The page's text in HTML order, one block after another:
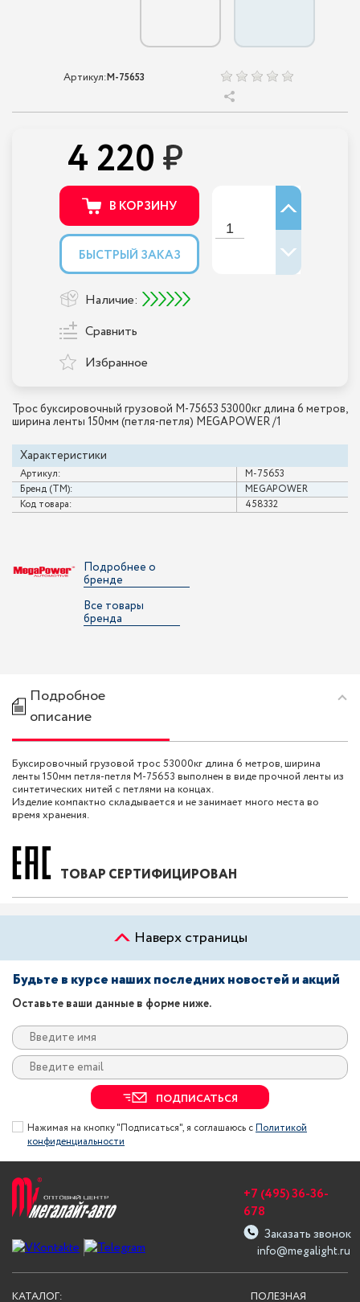
Артикул:M-75653
Трос буксировочный грузовой M-75653 53000кг длина 6 метров,
ширина ленты 150мм (петля-петля) MEGAPOWER /1
Характеристики
Артикул:
M-75653
Бренд (ТМ):
MEGAPOWER
Код товара:
458332
4 220
В КОРЗИНУ
БЫСТРЫЙ ЗАКАЗ
Наличие:
Сравнить
Избранное
Подробнее о
бренде
Все товары
бренда
Подробное
описание
Буксировочный грузовой трос 53000кг длина 6 метров, ширина
ленты 150мм петля-петля M-75653 выполнен в виде прочной ленты из
синтетических нитей с петлями на концах.
Изделие компактно складывается и не занимает много места во
время хранения.
ТОВАР СЕРТИФИЦИРОВАН
Наверх страницы
Будьте в курсе наших последних новостей и акций
Оставьте ваши данные в форме ниже.
ПОДПИСАТЬСЯ
Нажимая на кнопку "Подписаться", я соглашаюсь сПолитикой
конфиденциальности
info@megalight.ru
+7 (495) 36-36-
678
Заказать звонок
ПОЛЕЗНАЯ
КАТАЛОГ: